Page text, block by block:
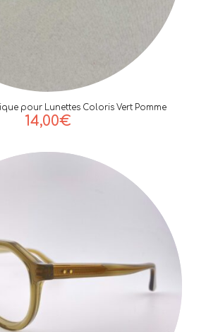
pour Lunettes Coloris Vert Pomme
14,00€